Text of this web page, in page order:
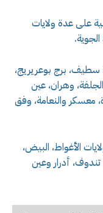
على عدة ولايات
سطيف، برج بوعريريج،
وهران، عين
والنعامة، وفق
الأغواط، البيض،
تندوف، أدرار وعين